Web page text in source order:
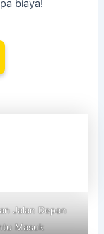
biaya!
Jalan Depan
Masuk